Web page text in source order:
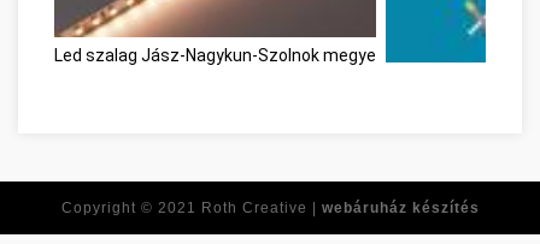
Led szalag Jász-Nagykun-Szolnok megye
Copyright © 2021 Roth Creative | webáruház készítés